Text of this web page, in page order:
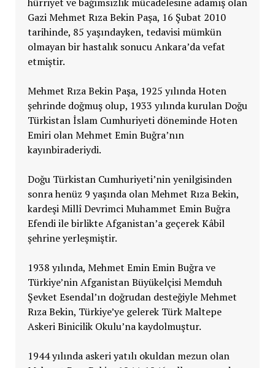
Gazi Mehmet Rıza Bekin Paşa, 16 Şubat 2010
tarihinde, 85 yaşındayken, tedavisi mümkün
olmayan bir hastalık sonucu Ankara’da vefat
etmiştir.
Mehmet Rıza Bekin Paşa, 1925 yılında Hoten
şehrinde doğmuş olup, 1933 yılında kurulan Doğu
Türkistan İslam Cumhuriyeti döneminde Hoten
Emiri olan Mehmet Emin Buğra’nın
kayınbiraderiydi.
Doğu Türkistan Cumhuriyeti’nin yenilgisinden
sonra henüz 9 yaşında olan Mehmet Rıza Bekin,
kardeşi Millî Devrimci Muhammet Emin Buğra
Efendi ile birlikte Afganistan’a geçerek Kâbil
şehrine yerleşmiştir.
1938 yılında, Mehmet Emin Emin Buğra ve
Türkiye’nin Afganistan Büyükelçisi Memduh
Şevket Esendal’ın doğrudan desteğiyle Mehmet
Rıza Bekin, Türkiye’ye gelerek Türk Maltepe
Askeri Binicilik Okulu’na kaydolmuştur.
1944 yılında askeri yatılı okuldan mezun olan